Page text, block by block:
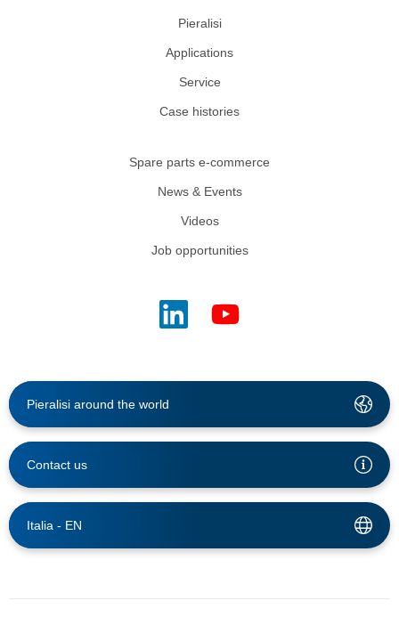
Pieralisi
Applications
Service
Case histories
Spare parts e-commerce
News & Events
Videos
Job opportunities
Pieralisi around the world
Contact us
Italia - EN